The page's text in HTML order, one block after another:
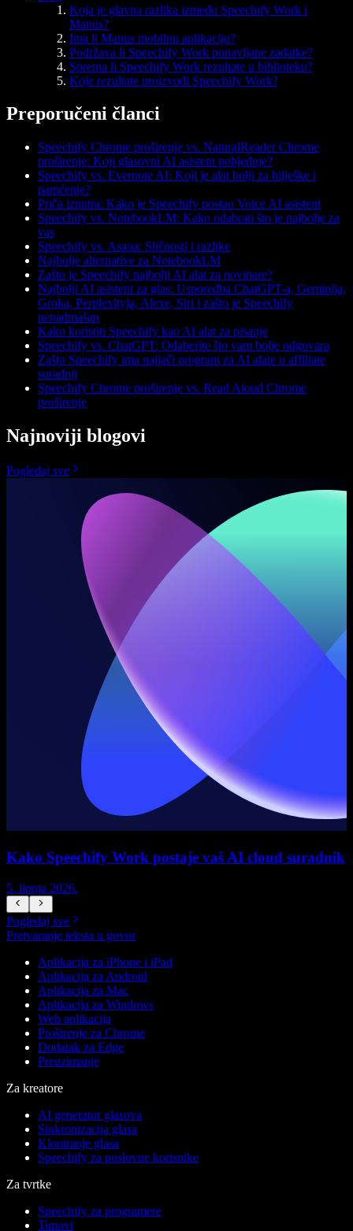
Koja je glavna razlika između Speechify Work i
Manus?
Ima li Manus mobilnu aplikaciju?
Podržava li Speechify Work ponavljane zadatke?
Sprema li Speechify Work rezultate u biblioteku?
Koje rezultate proizvodi Speechify Work?
Preporučeni članci
Speechify Chrome proširenje vs. NaturalReader Chrome
proširenje: Koji glasovni AI asistent pobjeđuje?
Speechify vs. Evernote AI: Koji je alat bolji za bilješke i
pamćenje?
Priča iznutra: Kako je Speechify postao Voice AI asistent
Speechify vs. NotebookLM: Kako odabrati što je najbolje za
vas
Speechify vs. Asana: Sličnosti i razlike
Najbolje alternative za NotebookLM
Zašto je Speechify najbolji AI alat za novinare?
Najbolji AI asistent za glas: Usporedba ChatGPT-a, Geminija,
Groka, Perplexityja, Alexe, Siri i zašto je Speechify
nenadmašan
Kako koristiti Speechify kao AI alat za pisanje
Speechify vs. ChatGPT: Odaberite što vam bolje odgovara
Zašto Speechify ima najjači program za AI alate u affiliate
suradnji
Speechify Chrome proširenje vs. Read Aloud Chrome
proširenje
Najnoviji blogovi
Pogledaj sve
Kako Speechify Work postaje vaš AI cloud suradnik
5. lipnja 2026.
Pogledaj sve
Pretvaranje teksta u govor
Aplikacija za iPhone i iPad
Aplikacija za Android
Aplikacija za Mac
Aplikacija za Windows
Web aplikacija
Proširenje za Chrome
Dodatak za Edge
Preuzimanje
Za kreatore
AI generator glasova
Sinkronizacija glasa
Kloniranje glasa
Speechify za poslovne korisnike
Za tvrtke
Speechify za programere
Timovi